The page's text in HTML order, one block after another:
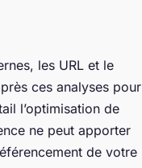
les URL et le
ces analyses pour
l’optimisation de
ne peut apporter
de votre